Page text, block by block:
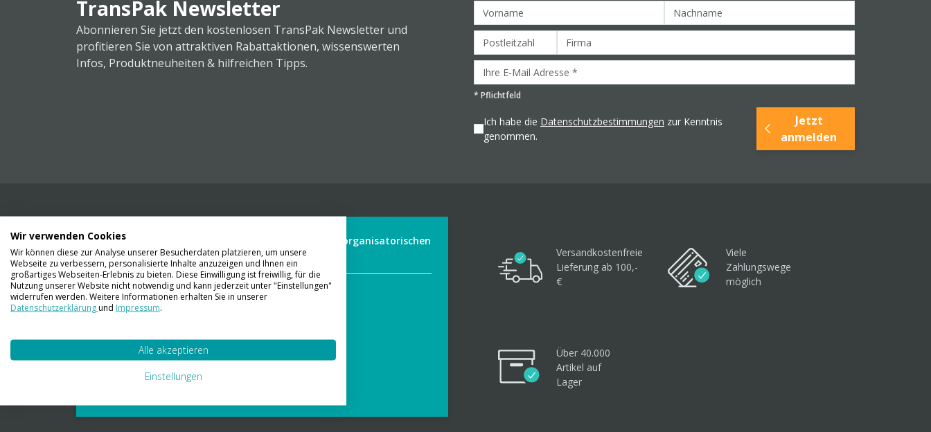
TransPak Newsletter
Abonnieren Sie jetzt den kostenlosen TransPak Newsletter und
profitieren Sie von attraktiven Rabattaktionen, wissenswerten
Infos, Produktneuheiten & hilfreichen Tipps.
* Pflichtfeld
Ich habe die Datenschutzbestimmungen zur Kenntnis
genommen.
Jetzt
anmelden
Wir liefern Ihnen Ihre Ware. Abholung ist leider aus organisatorischen
Gründen nicht möglich.
Kontaktieren Sie uns
01 23 06 03 888
info@transpak.at
Verpackungslexikon
Versandkostenfreie
Lieferung ab 100,-
€
Viele
Zahlungswege
möglich
Über 40.000
Artikel auf
Lager
Wir verwenden Cookies
Wir können diese zur Analyse unserer Besucherdaten platzieren, um unsere
Webseite zu verbessern, personalisierte Inhalte anzuzeigen und Ihnen ein
großartiges Webseiten-Erlebnis zu bieten. Diese Einwilligung ist freiwillig, für die
Nutzung unserer Website nicht notwendig und kann jederzeit unter "Einstellungen"
widerrufen werden. Weitere Informationen erhalten Sie in unserer
Datenschutzerklärungund Impressum.
Alle akzeptieren
Einstellungen